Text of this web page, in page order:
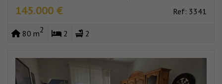
145.000 € Ref: 3341
80 m2 2 2